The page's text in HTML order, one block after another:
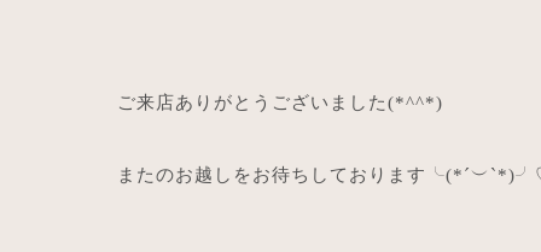
ご来店ありがとうございました(*^^*)
またのお越しをお待ちしております╰(*´︶ `*)╯